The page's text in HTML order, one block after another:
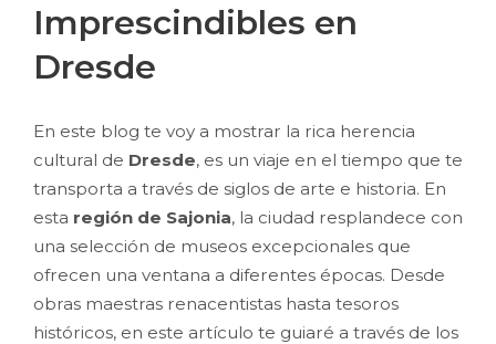
Imprescindibles en
Dresde
En este blog te voy a mostrar la rica herencia
cultural de Dresde, es un viaje en el tiempo que te
transporta a través de siglos de arte e historia. En
esta región de Sajonia, la ciudad resplandece con
una selección de museos excepcionales que
ofrecen una ventana a diferentes épocas. Desde
obras maestras renacentistas hasta tesoros
históricos, en este artículo te guiaré a través de los